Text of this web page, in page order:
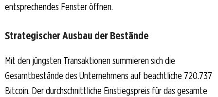
entsprechendes Fenster öffnen.
Strategischer Ausbau der Bestände
Mit den jüngsten Transaktionen summieren sich die
Gesamtbestände des Unternehmens auf beachtliche 720.737
Bitcoin. Der durchschnittliche Einstiegspreis für das gesamte